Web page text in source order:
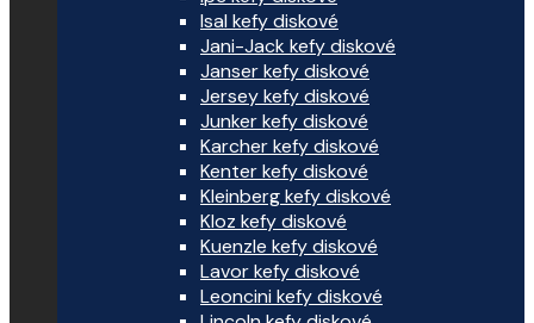
Isal kefy diskové
Jani-Jack kefy diskové
Janser kefy diskové
Jersey kefy diskové
Junker kefy diskové
Karcher kefy diskové
Kenter kefy diskové
Kleinberg kefy diskové
Kloz kefy diskové
Kuenzle kefy diskové
Lavor kefy diskové
Leoncini kefy diskové